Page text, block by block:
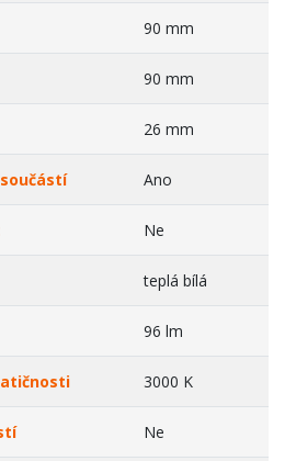
90 mm
90 mm
26 mm
Ano
Ne
teplá bílá
96 lm
3000 K
Ne